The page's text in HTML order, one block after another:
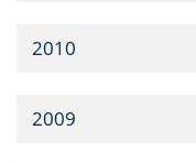
2010
2009